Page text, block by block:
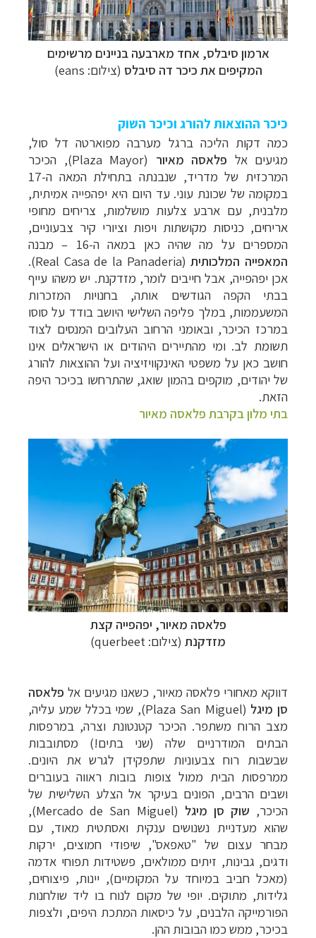
ארמון סיבלס, אחד מארבעה בניינים מרשימים
המקיפים את כיכר דה סיבלס (צילום: eans
)
כיכר ההוצאות להורג וכיכר השוק
כמה דקות הליכה ברגל מערבה מפוארטה דל סול,
מגיעים אל פלאסה מאיור (
Plaza Mayor), הכיכר
המרכזית של מדריד, שנבנתה בתחילת המאה ה-17
במקומה של שכונת עוני. עד היום היא יפהפייה אמיתית,
מלבנית, עם ארבע צלעות מושלמות, צריחים מחופי
אריחים, כניסות מקושתות ויפות וציורי קיר צבעוניים,
המספרים על מה שהיה כאן במאה ה-16
–מבנה
המאפייה המלכותית(
Real Casa de la Panaderia
).
אכן יפהפייה, אבל חייבים לומר, מזדקנת. יש משהו עייף
בבתי הקפה הגודשים אותה, בחנויות המזכרות
המשעממות, במלך פליפה השלישי היושב בודד על סוסו
במרכז הכיכר, ובאומני הרחוב העלובים המנסים לצוד
תשומת לב. ומי מהתיירים היהודים או הישראלים אינו
חושב כאן על משפטי האינקוויזיציה ועל ההוצאות להורג
של יהודים, מוקפים בהמון שואג, שהתרחשו בכיכר היפה
הזאת.
בתי מלון בקרבת פלאסה מאיור
פלאסה מאיור, יפהפייה קצת
מזדקנת (צילום: querbeet
)
דווקא מאחורי פלאסה מאיור, כשאנו מגיעים אל פלאסה
סן מיגל (
Plaza San Miguel), שמי בכלל שמע עליה,
מצב הרוח משתפר. הכיכר קטנטונת וצרה, במרפסות
הבתים המודרניים שלה (שני בתים!) מסתובבות
שבשבות רוח צבעוניות שתפקידן לגרש את היונים.
ממרפסות הבית ממול צופות בובות ראווה בעוברים
ושבים הרבים, הפונים בעיקר אל הצלע השלישית של
הכיכר, שוק סן מיגל (
Mercado de San Miguel
),
שהוא מעדניית נשנושים ענקית ואסתטית מאוד, עם
מבחר עצום של "טאפאס", שיפודי חמוצים, ירקות
ודגים, גבינות, זיתים ממולאים, פשטידות תפוחי אדמה
(מאכל חביב במיוחד על המקומיים), יינות, פיצוחים,
גלידות, מתוקים. יופי של מקום לנוח בו ליד שולחנות
הפורמייקה הלבנים, על כיסאות המתכת היפים, ולצפות
בכיכר, ממש כמו הבובות ההן.